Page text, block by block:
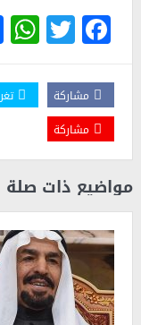
مشاركة
مشاركة
مواضيع ذات صلة